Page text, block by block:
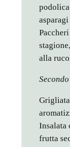
asparagi
alla
Insalata
frutta